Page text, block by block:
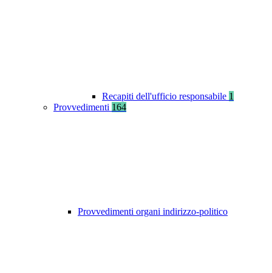
Recapiti dell'ufficio responsabile 1
Provvedimenti 164
Provvedimenti organi indirizzo-politico